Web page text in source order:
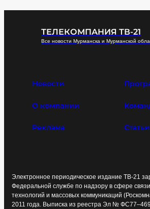
ТЕЛЕКОМПАНИЯ ТВ-21
Все новости Мурманска и Мурманской
Новости
О компании
Реклама Статьи
Электронное периодическое издание ТВ-21
Федеральной службе по надзору в сфере
технологий и массовых коммуникаций
2011 года. Выписка из реестра Эл №